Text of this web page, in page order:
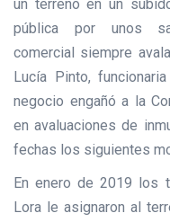
un terreno en un
pública por unos
comercial siempre
Lucía Pinto,
negocio engañó a la
en avaluaciones de
fechas los siguientes
En enero de 2019 los
Lora le asignaron al